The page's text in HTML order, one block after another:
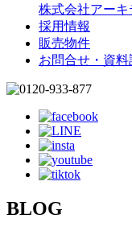
株式会社アー
採用情報
販売物件
お問合せ・資料
BLOG